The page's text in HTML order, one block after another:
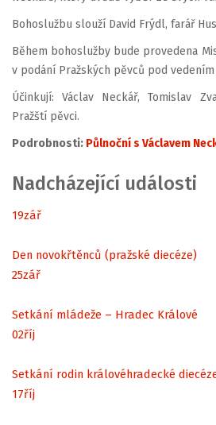
Bohoslužbu slouží David Frýdl, farář
Během bohoslužby bude provedena
v podání Pražských pěvců pod vedením
Účinkují: Václav Neckář, Tomislav
Pražští pěvci.
Podrobnosti: Půlnoční s Václavem
Nadcházející události
19zář
Den novokřtěnců (pražské diecéze)
25zář
Setkání mládeže – Hradec Králové
02říj
Setkání rodin královéhradecké
17říj